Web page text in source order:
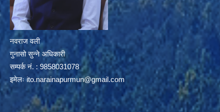
नवराज वली
गुनासो सुन्ने अधिकारी
सम्पर्क नं. : 9858031078
इमेलःito.narainapurmun@gmail.com